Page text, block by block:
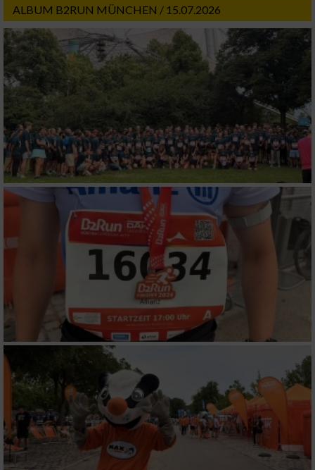
ALBUM B2RUN MÜNCHEN / 15.07.2026